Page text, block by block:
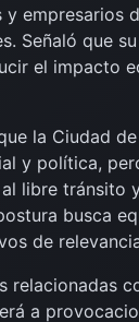
empresarios
Señaló que
el impacto
la Ciudad
y política,
libre tránsito
busca
de
relacionadas
a